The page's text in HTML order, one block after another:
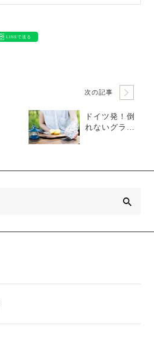
LINEで送る
次の記事
ドイツ発！倒
れないグラス
トドアに最適